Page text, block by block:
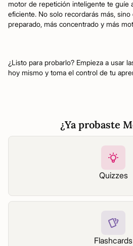
motor de repetición inteligente te guíe
eficiente. No solo recordarás más,
preparado, más concentrado y más
¿Listo para probarlo? Empieza a usar
hoy mismo y toma el control de tu
¿Ya probaste
Quizzes
Flashcards